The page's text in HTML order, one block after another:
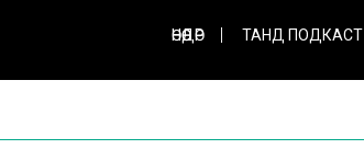
ӨНӨӨДӨР ТАНД ПОДКАСТ